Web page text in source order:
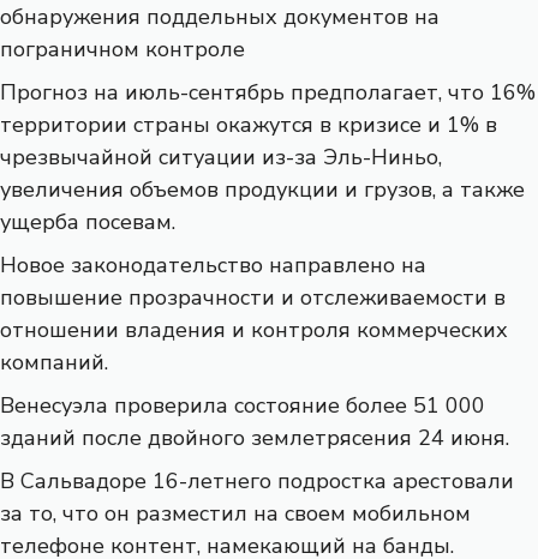
обнаружения поддельных документов на
пограничном контроле
Прогноз на июль-сентябрь предполагает, что 16%
территории страны окажутся в кризисе и 1% в
чрезвычайной ситуации из-за Эль-Ниньо,
увеличения объемов продукции и грузов, а также
ущерба посевам.
Новое законодательство направлено на
повышение прозрачности и отслеживаемости в
отношении владения и контроля коммерческих
компаний.
Венесуэла проверила состояние более 51 000
зданий после двойного землетрясения 24 июня.
В Сальвадоре 16-летнего подростка арестовали
за то, что он разместил на своем мобильном
телефоне контент, намекающий на банды.